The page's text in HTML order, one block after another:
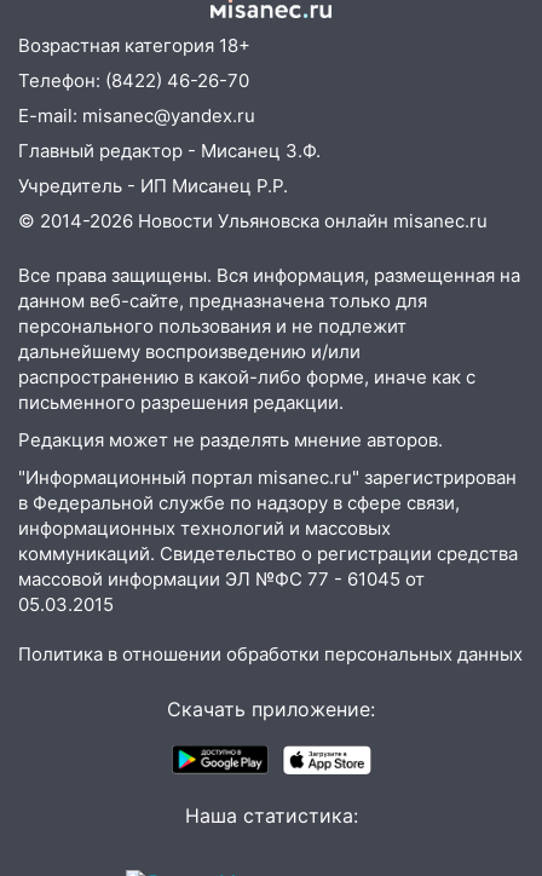
Возрастная категория 18+
Телефон: (8422) 46-26-70
E-mail: misanec@yandex.ru
Главный редактор - Мисанец З.Ф.
Учредитель - ИП Мисанец Р.Р.
© 2014-2026 Новости Ульяновска онлайн misanec.ru
Все права защищены. Вся информация, размещенная на
данном веб-сайте, предназначена только для
персонального пользования и не подлежит
дальнейшему воспроизведению и/или
распространению в какой-либо форме, иначе как с
письменного разрешения редакции.
Редакция может не разделять мнение авторов.
"Информационный портал misanec.ru" зарегистрирован
в Федеральной службе по надзору в сфере связи,
информационных технологий и массовых
коммуникаций. Свидетельство о регистрации средства
массовой информации ЭЛ №ФС 77 - 61045 от
05.03.2015
Политика в отношении обработки персональных данных
Скачать приложение:
Наша статистика: